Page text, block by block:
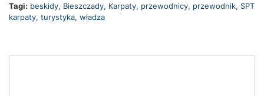
Tagi: beskidy, Bieszczady, Karpaty, przewodnicy, przewodnik, SPT
karpaty, turystyka, władza